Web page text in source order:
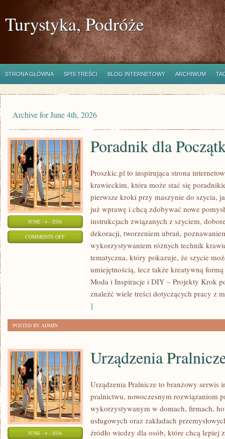
Turystyka, Podróże
STRONA GŁÓWNA SPIS TREŚCI BLOG INTERNETOWY ARCHIWUM
Archive for June 4th, 2026
JUNE - 4 - 2026
COMMENTS OFFON
POCZĄTKUJĄCYCH
Poradnik dla
Proszkic.pl to inspirująca strona
krawieckim, która może stać się
pierwsze kroki przy maszynie do szycia,
już wprawę i chcą zdobywać nowe
instrukcjach związanych z szyciem,
dekoracji, tworzeniem ubrań,
wykorzystywaniem różnych technik
tematyczna, który pokazuje, że szycie
umiejętnością, lecz także kreatywną
Moda i Inspiracje i DIY – Projekty Krok
znaleźć wiele treści dotyczących pracy z
]
POSTED BY ADMIN
JUNE - 4 - 2026
Urządzenia
Urządzenia Pralnicze to branżowy serwis
pralnictwu, nowoczesnym rozwiązaniom
wykorzystywanym w domach, firmach,
usługowych oraz zakładach
źródło wiedzy dla osób, które chcą lepiej